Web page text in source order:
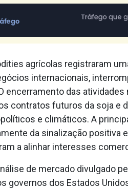
agrícolas registraram
internacionais,
encerramento das atividades
contratos futuros da soja e
e climáticos. A
da sinalização positiva
a alinhar interesses
de mercado divulgado
governos dos Estados